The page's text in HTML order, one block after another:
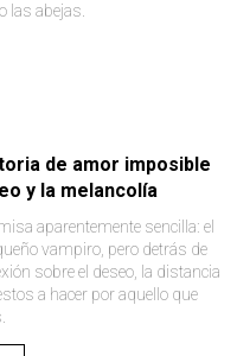
las abejas.
de amor imposible
y la melancolía
aparentemente sencilla: el
vampiro, pero detrás de
sobre el deseo, la distancia
a hacer por aquello que